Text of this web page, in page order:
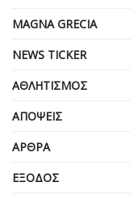
MAGNA GRECIA
NEWS TICKER
ΑΘΛΗΤΙΣΜΌΣ
ΑΠΌΨΕΙΣ
ΆΡΘΡΑ
ΈΞΟΔΟΣ